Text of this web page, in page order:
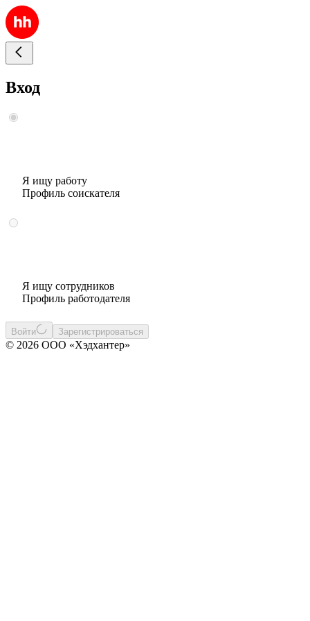
Вход
Я ищу работу
Профиль соискателя
Я ищу сотрудников
Профиль работодателя
Войти Зарегистрироваться
© 2026 ООО «Хэдхантер»